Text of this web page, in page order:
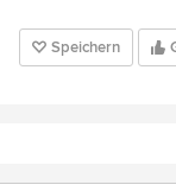
Speichern